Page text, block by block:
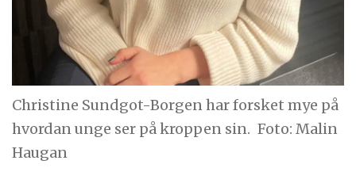
Christine Sundgot-Borgen har forsket mye på
hvordan unge ser på kroppen sin. Foto: Malin
Haugan